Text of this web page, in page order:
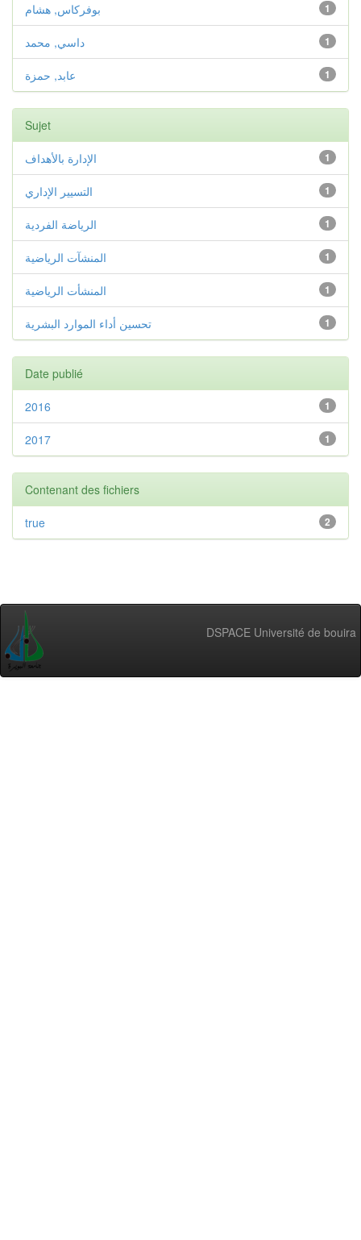
1 بوفركاس, هشام
1 داسي, محمد
1 عابد, حمزة
Sujet
1 الإدارة بالأهداف
1 التسيير الإداري
1 الرياضة الفردية
1 المنشآت الرياضية
1 المنشأت الرياضية
1 تحسين أداء الموارد البشرية
Date publié
1
2016
1
2017
Contenant des fichiers
2
true
DSPACE Université de bouira